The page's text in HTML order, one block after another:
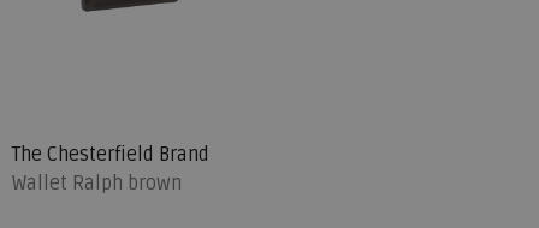
The Chesterfield Brand
Wallet Ralph brown